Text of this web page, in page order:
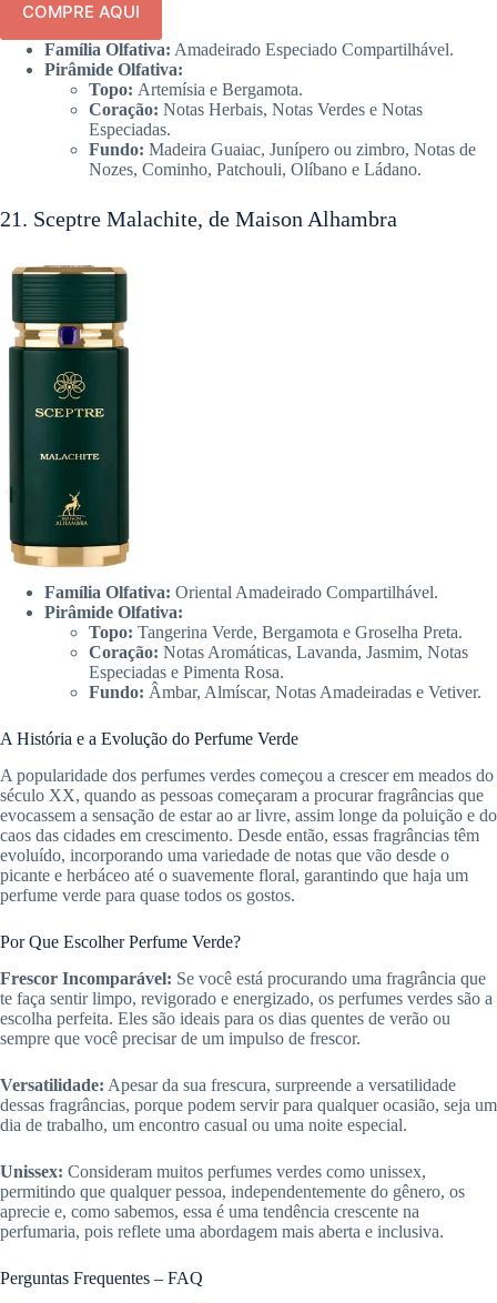
COMPRE AQUI
Família Olfativa: Amadeirado Especiado Compartilhável.
Pirâmide Olfativa:
Topo: Artemísia e Bergamota.
Coração: Notas Herbais, Notas Verdes e Notas
Especiadas.
Fundo: Madeira Guaiac, Junípero ou zimbro, Notas de
Nozes, Cominho, Patchouli, Olíbano e Ládano.
21. Sceptre Malachite, de Maison Alhambra
Família Olfativa: Oriental Amadeirado Compartilhável.
Pirâmide Olfativa:
Topo: Tangerina Verde, Bergamota e Groselha Preta.
Coração: Notas Aromáticas, Lavanda, Jasmim, Notas
Especiadas e Pimenta Rosa.
Fundo: Âmbar, Almíscar, Notas Amadeiradas e Vetiver.
A História e a Evolução do Perfume Verde
A popularidade dos perfumes verdes começou a crescer em meados do
século XX, quando as pessoas começaram a procurar fragrâncias que
evocassem a sensação de estar ao ar livre, assim longe da poluição e do
caos das cidades em crescimento. Desde então, essas fragrâncias têm
evoluído, incorporando uma variedade de notas que vão desde o
picante e herbáceo até o suavemente floral, garantindo que haja um
perfume verde para quase todos os gostos.
Por Que Escolher Perfume Verde?
Frescor Incomparável: Se você está procurando uma fragrância que
te faça sentir limpo, revigorado e energizado, os perfumes verdes são a
escolha perfeita. Eles são ideais para os dias quentes de verão ou
sempre que você precisar de um impulso de frescor.
Versatilidade: Apesar da sua frescura, surpreende a versatilidade
dessas fragrâncias, porque podem servir para qualquer ocasião, seja um
dia de trabalho, um encontro casual ou uma noite especial.
Unissex: Consideram muitos perfumes verdes como unissex,
permitindo que qualquer pessoa, independentemente do gênero, os
aprecie e, como sabemos, essa é uma tendência crescente na
perfumaria, pois reflete uma abordagem mais aberta e inclusiva.
Perguntas Frequentes – FAQ